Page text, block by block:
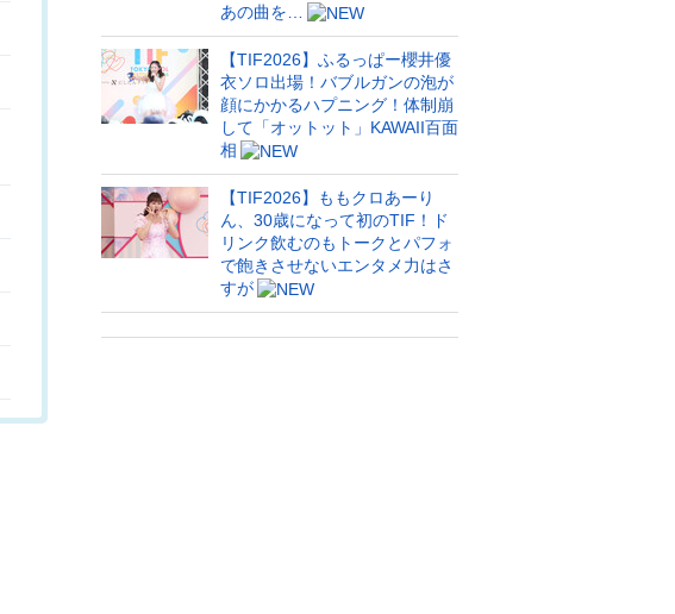
あの曲を…
【TIF2026】ふるっぱー櫻井優
衣ソロ出場！バブルガンの泡が
顔にかかるハプニング！体制崩
して「オットット」KAWAII百面
相
【TIF2026】ももクロあーり
ん、30歳になって初のTIF！ド
リンク飲むのもトークとパフォ
で飽きさせないエンタメ力はさ
すが